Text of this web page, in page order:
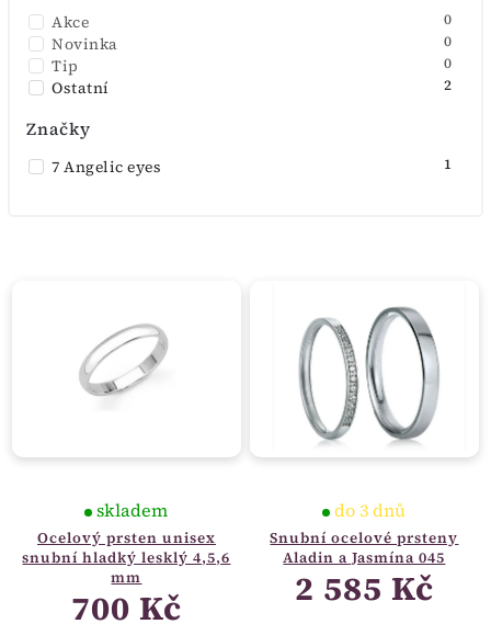
Akce 0
Novinka 0
Tip 0
Ostatní 2
Značky
7 Angelic eyes 1
Ocelový prsten unisex
snubní hladký lesklý 4,5,6
mm
skladem
700 Kč
Snubní ocelové prsteny
Aladin a Jasmína 045
do 3 dnů
2 585 Kč